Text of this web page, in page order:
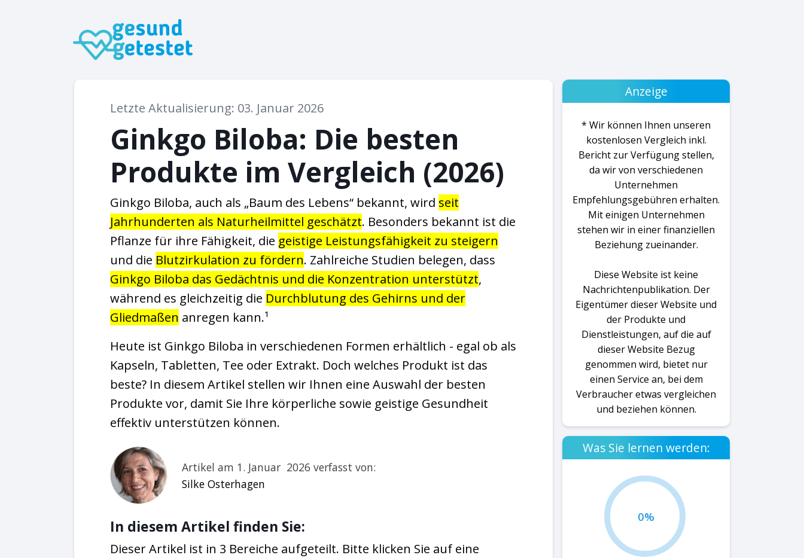
Letzte Aktualisierung: 03. Januar 2026
Ginkgo Biloba: Die besten
Produkte im Vergleich (2026)
Ginkgo Biloba, auch als „Baum des Lebens“ bekannt, wird seit
Jahrhunderten als Naturheilmittel geschätzt. Besonders bekannt ist die
Pflanze für ihre Fähigkeit, die geistige Leistungsfähigkeit zu steigern
und die Blutzirkulation zu fördern. Zahlreiche Studien belegen, dass
Ginkgo Biloba das Gedächtnis und die Konzentration unterstützt,
während es gleichzeitig die Durchblutung des Gehirns und der
Gliedmaßen anregen kann.¹
Heute ist Ginkgo Biloba in verschiedenen Formen erhältlich - egal ob als
Kapseln, Tabletten, Tee oder Extrakt. Doch welches Produkt ist das
beste? In diesem Artikel stellen wir Ihnen eine Auswahl der besten
Produkte vor, damit Sie Ihre körperliche sowie geistige Gesundheit
effektiv unterstützen können.
Artikel am 1. Januar 2026 verfasst von:
Silke Osterhagen
In diesem Artikel finden Sie:
Dieser Artikel ist in 3 Bereiche aufgeteilt. Bitte klicken Sie auf eine
Anzeige
* Wir können Ihnen unseren
kostenlosen Vergleich inkl.
Bericht zur Verfügung stellen,
da wir von verschiedenen
Unternehmen
Empfehlungsgebühren erhalten.
Mit einigen Unternehmen
stehen wir in einer finanziellen
Beziehung zueinander.
Diese Website ist keine
Nachrichtenpublikation. Der
Eigentümer dieser Website und
der Produkte und
Dienstleistungen, auf die auf
dieser Website Bezug
genommen wird, bietet nur
einen Service an, bei dem
Verbraucher etwas vergleichen
und beziehen können.
Was Sie lernen werden:
0%